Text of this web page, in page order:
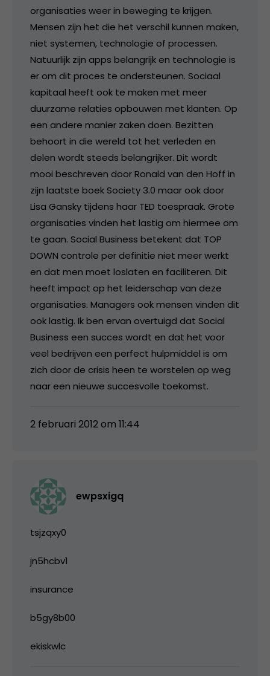
organisaties weer in beweging te krijgen.
Mensen zijn het die het verschil kunnen maken,
niet systemen, technologie of processen.
Natuurlijk zijn apps belangrijk en technologie is
er om dit proces te ondersteunen. Sociaal
kapitaal heeft ook te maken met meer
duurzame relaties opbouwen met klanten. Op
een andere manier zaken doen. Bezitten
behoort in die wereld tot het verleden en
delen wordt steeds belangrijker. Dit wordt
mooi beschreven door Ronald van den Hoff in
zijn laatste boek Society 3.0 maar ook door
Lisa Gansky tijdens haar TED toespraak. Grote
organisaties vinden het lastig om hiermee om
te gaan. Social Business betekent dat TOP
DOWN controle per definitie niet meer werkt
en dat men moet loslaten en faciliteren. Dit
heeft impact op het leiderschap van deze
organisaties. Managers ook mensen vinden dit
ook lastig. Ik ben ervan overtuigd dat Social
Business een succes wordt en dat het voor
veel bedrijven een perfect hulpmiddel is om
zich door de crisis heen te worstelen op weg
naar een nieuwe succesvolle toekomst.
2 februari 2012 om 11:44
ewpsxigq
tsjzqxy0
jn5hcbv1
insurance
b5gy8b00
ekiskwlc